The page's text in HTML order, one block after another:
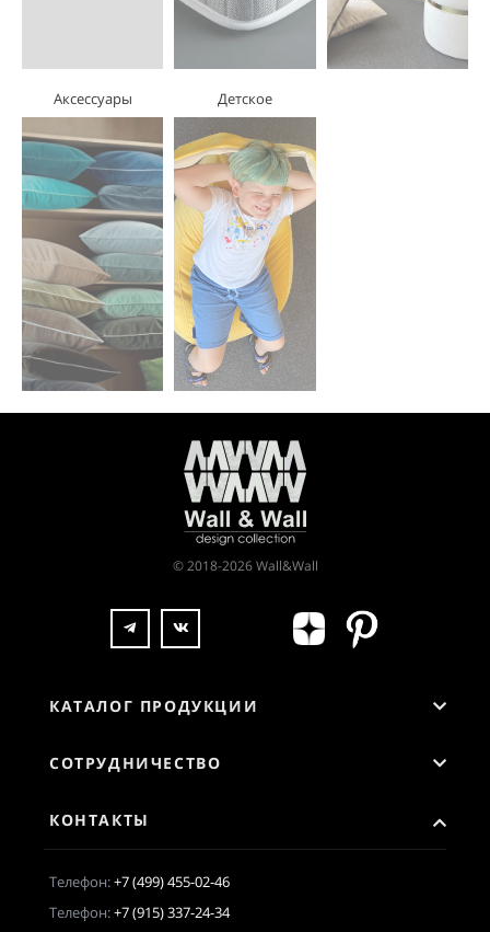
Аксессуары Детское
© 2018-2026 Wall&Wall
КАТАЛОГ ПРОДУКЦИИ
СОТРУДНИЧЕСТВО
КОНТАКТЫ
Телефон:+7 (499) 455-02-46
Телефон:+7 (915) 337-24-34